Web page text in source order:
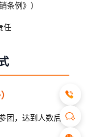
条例》）
任
团，达到人数后低